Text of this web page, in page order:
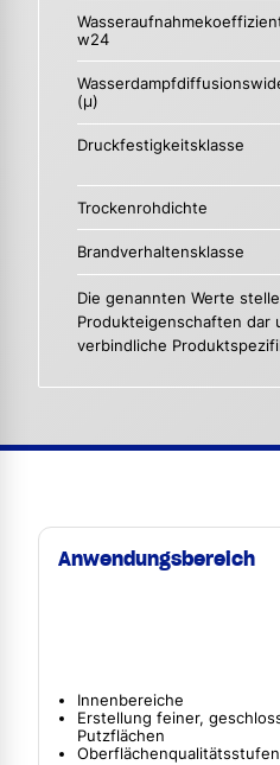
w24
(µ)
Druckfestigkeitsklasse
Trockenrohdichte
Brandverhaltensklasse
Die genannten Werte
Produkteigenschaften dar
verbindliche
Anwendungsbereich
Innenbereiche
Erstellung feiner,
Putzflächen